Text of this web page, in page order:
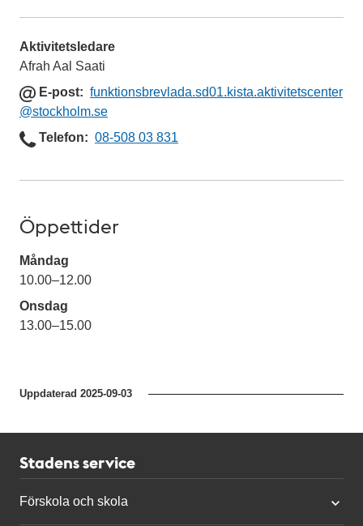
o
s
Aktivitetsledare
Afrah Aal Saati
E-post
E
-
p
funktionsbrevlada.sd01.kista.aktivitetscenter
@stockholm.se
Telefon
Telefon
08-508 03 831
Öppettider
Måndag
10.00–12.00
Onsdag
13.00–15.00
Uppdaterad 2025-09-03
Stadens service
Förskola och skola